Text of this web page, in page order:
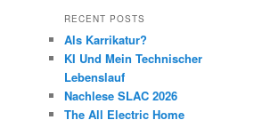
RECENT POSTS
Als Karrikatur?
KI Und Mein Technischer
Lebenslauf
Nachlese SLAC 2026
The All Electric Home